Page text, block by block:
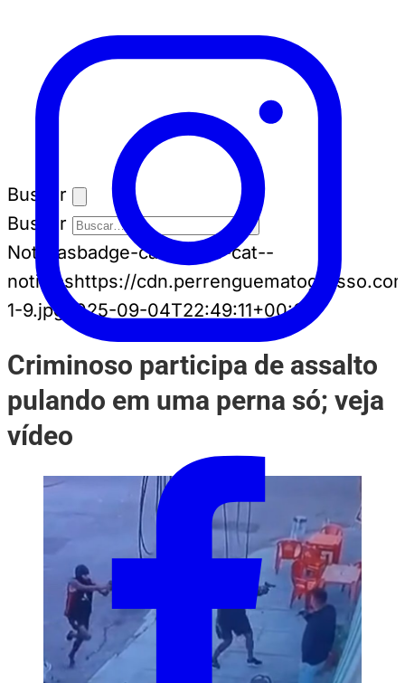
Buscar
Buscar
Notíciasbadge-cat badge-cat--
noticiashttps://
1-9.jpg
2025-09-04T22:49:11+00:00
Criminoso participa de assalto
pulando em uma perna só; veja
vídeo